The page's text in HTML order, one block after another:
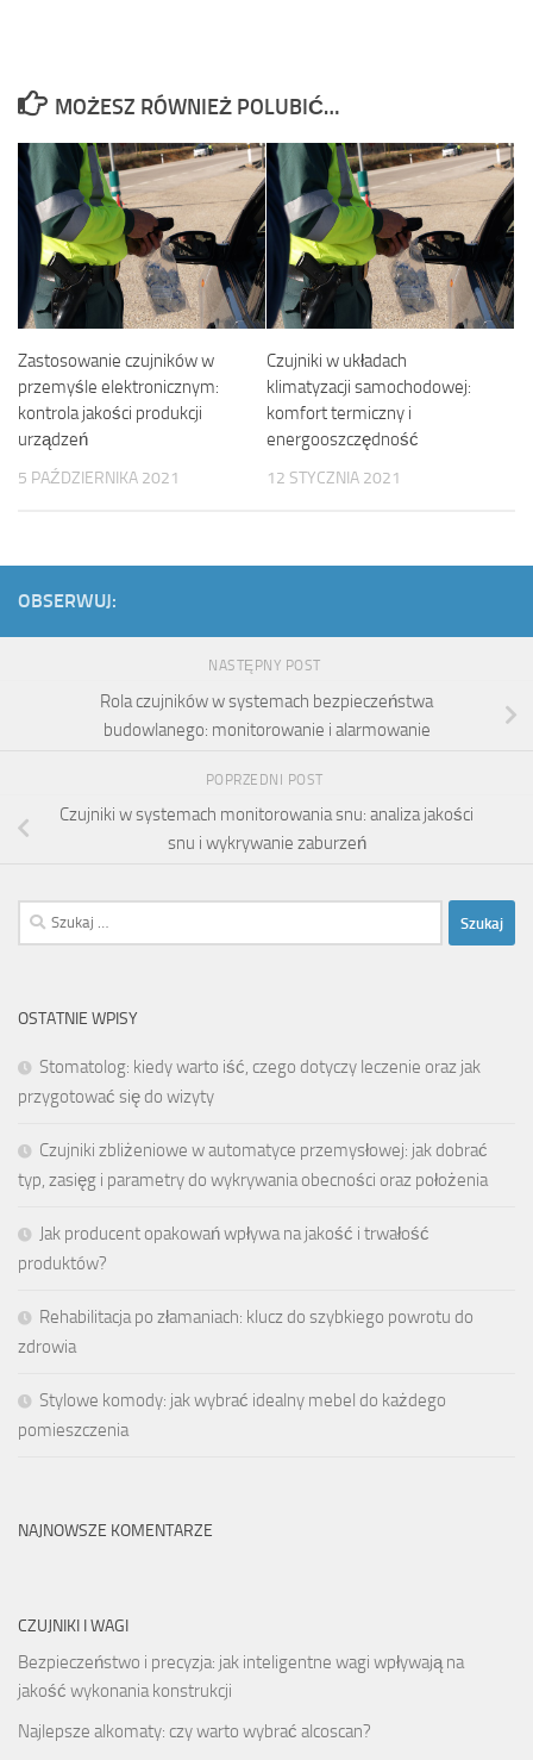
MOŻESZ RÓWNIEŻ POLUBIĆ…
Zastosowanie czujników w
przemyśle elektronicznym:
kontrola jakości produkcji
urządzeń
5 PAŹDZIERNIKA 2021
Czujniki w układach
klimatyzacji samochodowej:
komfort termiczny i
energooszczędność
12 STYCZNIA 2021
OBSERWUJ:
NASTĘPNY POST
Rola czujników w systemach bezpieczeństwa
budowlanego: monitorowanie i alarmowanie
POPRZEDNI POST
Czujniki w systemach monitorowania snu: analiza jakości
snu i wykrywanie zaburzeń
Szukaj:
OSTATNIE WPISY
Stomatolog: kiedy warto iść, czego dotyczy leczenie oraz jak
przygotować się do wizyty
Czujniki zbliżeniowe w automatyce przemysłowej: jak dobrać
typ, zasięg i parametry do wykrywania obecności oraz położenia
Jak producent opakowań wpływa na jakość i trwałość
produktów?
Rehabilitacja po złamaniach: klucz do szybkiego powrotu do
zdrowia
Stylowe komody: jak wybrać idealny mebel do każdego
pomieszczenia
NAJNOWSZE KOMENTARZE
CZUJNIKI I WAGI
Bezpieczeństwo i precyzja: jak inteligentne wagi wpływają na
jakość wykonania konstrukcji
Najlepsze alkomaty: czy warto wybrać alcoscan?